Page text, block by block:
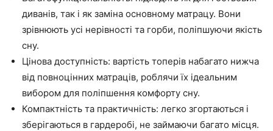
диванів, так і як заміна основному матрацу. Вони
зрівнюють усі нерівності та горби, поліпшуючи якість
сну.
Цінова доступність: вартість топерів набагато нижча
від повноцінних матраців, роблячи їх ідеальним
вибором для поліпшення комфорту сну.
Компактність та практичність: легко згортаються і
зберігаються в гардеробі, не займаючи багато місця.